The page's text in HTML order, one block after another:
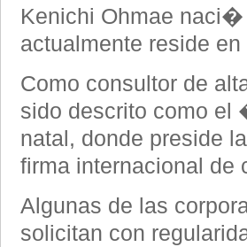
Kenichi Ohmae
actualmente reside
Como consultor de
sido descrito como
natal, donde preside
firma internacional de
Algunas de las
solicitan con